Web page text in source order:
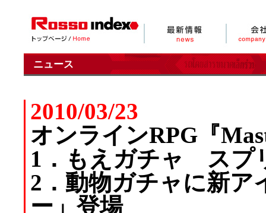
ニュース
2010/03/23
オンラインRPG『
1．もえガチャ スプ
2．動物ガチャに新ア
ー」登場